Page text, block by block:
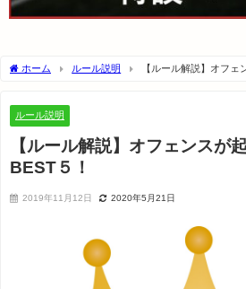
ホーム ルール説明
【ルール解説】オフ
ルール説明
【ルール解説】オフェンスが
BEST５！
2019年11月12日 2020年5月21日